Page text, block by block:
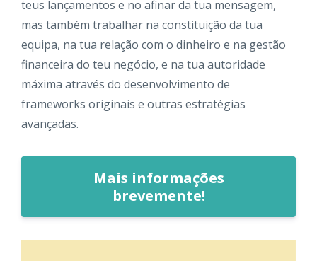
teus lançamentos e no afinar da tua mensagem,
mas também trabalhar na constituição da tua
equipa, na tua relação com o dinheiro e na gestão
financeira do teu negócio, e na tua autoridade
máxima através do desenvolvimento de
frameworks originais e outras estratégias
avançadas.
Mais informações
brevemente!